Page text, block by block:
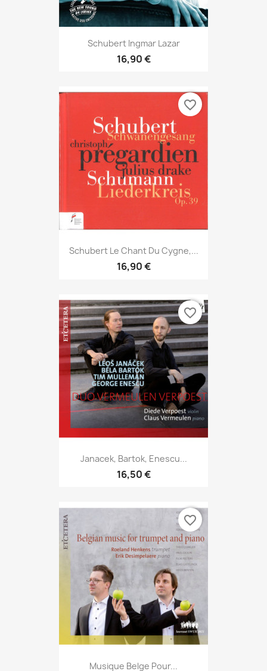
Schubert Ingmar Lazar
16,90 €
Schubert Le Chant Du Cygne,...
16,90 €
favorite_border
Janacek, Bartok, Enescu...
16,50 €
favorite_border
Musique Belge Pour...
favorite_border